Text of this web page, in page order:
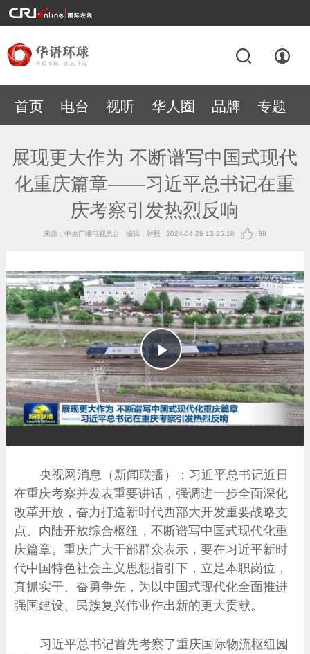
首页 电台 视听 华人圈 品牌 专题
展现更大作为 不断谱写中国式现代
化重庆篇章——习近平总书记在重
庆考察引发热烈反响
来源：中央广播电视总台 编辑：钟毅 2024-04-28 13:25:10 38
播
放
央视网消息（新闻联播）：习近平总书记近日
在重庆考察并发表重要讲话，强调进一步全面深化
改革开放，奋力打造新时代西部大开发重要战略支
点、内陆开放综合枢纽，不断谱写中国式现代化重
庆篇章。重庆广大干部群众表示，要在习近平新时
代中国特色社会主义思想指引下，立足本职岗位，
真抓实干、奋勇争先，为以中国式现代化全面推进
强国建设、民族复兴伟业作出新的更大贡献。
习近平总书记首先考察了重庆国际物流枢纽园